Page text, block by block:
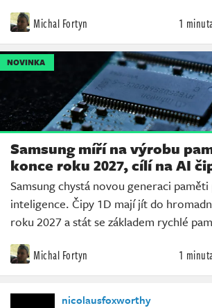
Michal Fortyn 1
NOVINKA
Samsung míří na výrobu
konce roku 2027, cílí na AI
Samsung chystá novou generaci
inteligence. Čipy 1D mají jít do
roku 2027 a stát se základem rychlé
Michal Fortyn 1
nicolausfoxworthy